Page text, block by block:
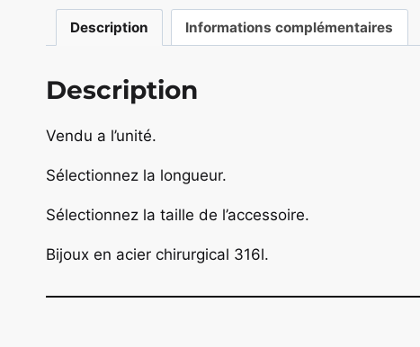
Description Informations complémentaires
Description
Vendu a l’unité.
Sélectionnez la longueur.
Sélectionnez la taille de l’accessoire.
Bijoux en acier chirurgical 316l.